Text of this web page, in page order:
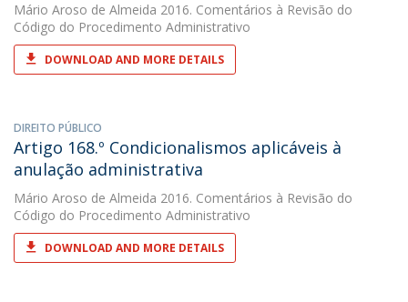
Mário Aroso de Almeida 2016. Comentários à Revisão do
Código do Procedimento Administrativo
DOWNLOAD AND MORE DETAILS
DIREITO PÚBLICO
Artigo 168.º Condicionalismos aplicáveis à
anulação administrativa
Mário Aroso de Almeida 2016. Comentários à Revisão do
Código do Procedimento Administrativo
DOWNLOAD AND MORE DETAILS